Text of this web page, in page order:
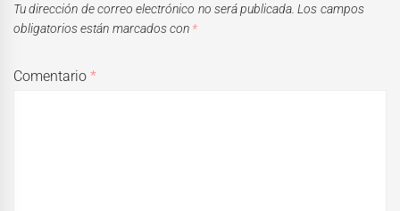
Tu dirección de correo electrónico no será publicada. Los campos
obligatorios están marcados con *
Comentario*